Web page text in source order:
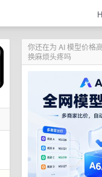
你还在为 AI 模型价格
换麻烦头疼吗